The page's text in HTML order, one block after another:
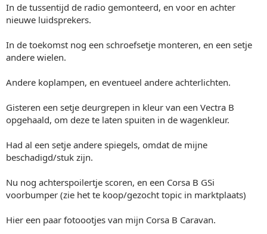
In de tussentijd de radio gemonteerd, en voor en achter
nieuwe luidsprekers.
In de toekomst nog een schroefsetje monteren, en een setje
andere wielen.
Andere koplampen, en eventueel andere achterlichten.
Gisteren een setje deurgrepen in kleur van een Vectra B
opgehaald, om deze te laten spuiten in de wagenkleur.
Had al een setje andere spiegels, omdat de mijne
beschadigd/stuk zijn.
Nu nog achterspoilertje scoren, en een Corsa B GSi
voorbumper (zie het te koop/gezocht topic in marktplaats)
Hier een paar fotoootjes van mijn Corsa B Caravan.